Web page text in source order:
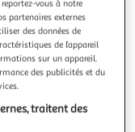
180 x 40 x 180
intérieur
vous à notre
partenaires externes
des données de
de l’appareil
sur un appareil.
des publicités et du
traitent des